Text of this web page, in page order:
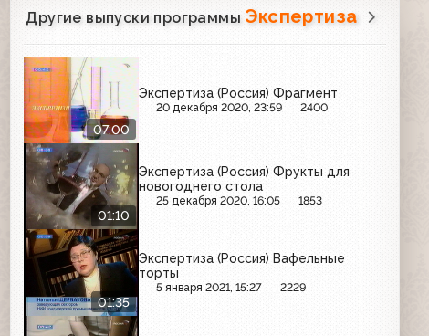
Другие выпуски программы Экспертиза
07:00
Экспертиза (Россия) Фрагмент
20 декабря 2020, 23:59 2400
01:10
Экспертиза (Россия) Фрукты для
новогоднего стола
25 декабря 2020, 16:05 1853
01:35
Экспертиза (Россия) Вафельные
торты
5 января 2021, 15:27 2229